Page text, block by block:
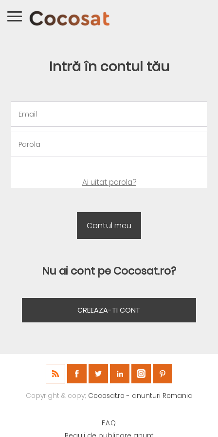
Intră în contul tău
Ai uitat parola?
Nu ai cont pe Cocosat.ro?
CREEAZA-TI CONT
Copyright & copy; Cocosat.ro - anunturi Romania
F.A.Q.